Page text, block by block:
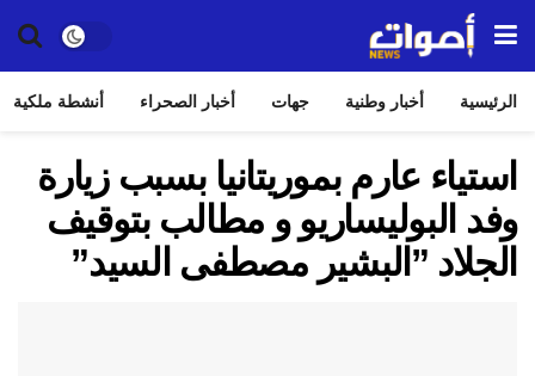
الرئيسية أخبار وطنية جهات أخبار الصحراء أنشطة ملكية
استياء عارم بموريتانيا بسبب زيارة
وفد البوليساريو و مطالب بتوقيف
الجلاد ”البشير مصطفى السيد”